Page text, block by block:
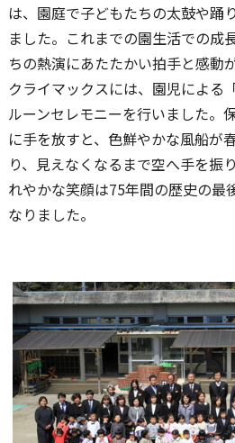
は、園庭で子どもたちの太鼓や踊
ました。これまでの園生活での成
ちの熱演にあたたかい拍手と感動
クライマックスには、園児による
ルーンセレモニーを行いました。
に手を放すと、色鮮やかな風船が
り、見えなくなるまで空へ手を振
れやかな笑顔は75年間の歴史の最
なりました。